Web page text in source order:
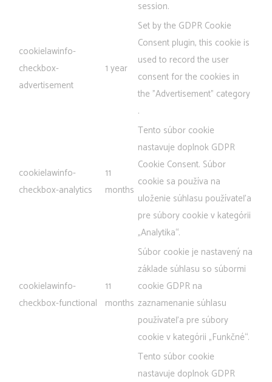
session.
cookielawinfo-
checkbox-
advertisement
1 year
Set by the GDPR Cookie
Consent plugin, this cookie is
used to record the user
consent for the cookies in
the "Advertisement" category
.
cookielawinfo-
checkbox-analytics
11
months
Tento súbor cookie
nastavuje doplnok GDPR
Cookie Consent. Súbor
cookie sa používa na
uloženie súhlasu používateľa
pre súbory cookie v kategórii
„Analytika“.
cookielawinfo-
checkbox-functional
11
months
Súbor cookie je nastavený na
základe súhlasu so súbormi
cookie GDPR na
zaznamenanie súhlasu
používateľa pre súbory
cookie v kategórii „Funkčné“.
Tento súbor cookie
nastavuje doplnok GDPR